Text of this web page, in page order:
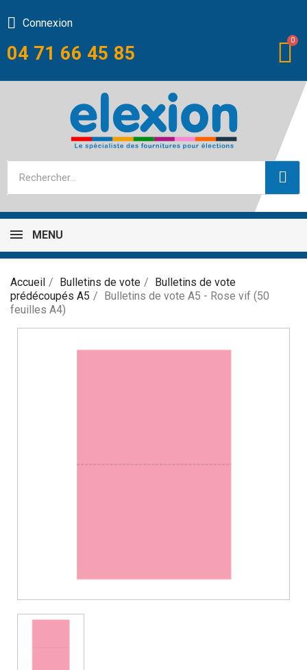
04 71 66 45 85
Connexion
MENU
Accueil Bulletins de vote
Bulletins de vote
prédécoupés A5
Bulletins de vote A5 - Rose vif (50
feuilles A4)